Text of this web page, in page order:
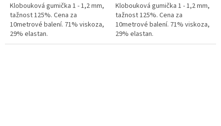
Klobouková gumička 1 - 1,2 mm,
tažnost 125%. Cena za
10metrové balení. 71% viskoza,
29% elastan.
Klobouková gumička 1 - 1,2 mm,
tažnost 125%. Cena za
10metrové balení. 71% viskoza,
29% elastan.